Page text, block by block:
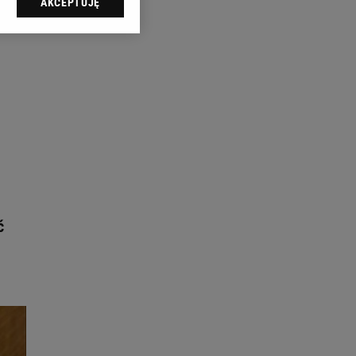
sp. z o.o., jej
swoje preferencje
celów identyfikacji.
reklam i treści,